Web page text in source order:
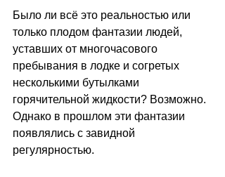
Было ли всё это реальностью или
только плодом фантазии людей,
уставших от многочасового
пребывания в лодке и согретых
несколькими бутылками
горячительной жидкости? Возможно.
Однако в прошлом эти фантазии
появлялись с завидной
регулярностью.